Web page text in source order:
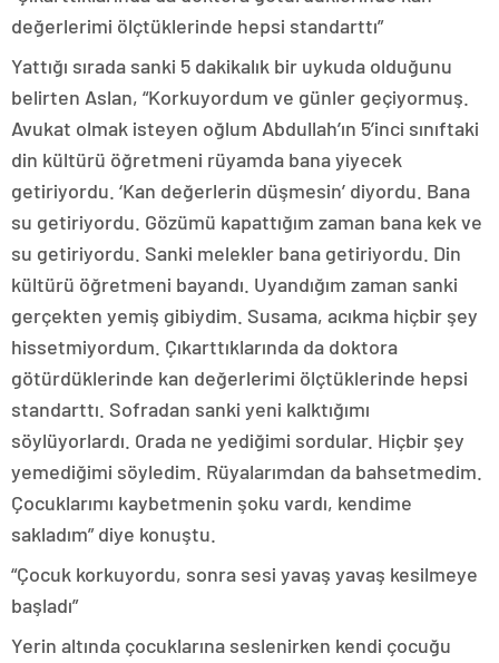
değerlerimi ölçtüklerinde hepsi standarttı”
Yattığı sırada sanki 5 dakikalık bir uykuda olduğunu
belirten Aslan, “Korkuyordum ve günler geçiyormuş.
Avukat olmak isteyen oğlum Abdullah’ın 5’inci sınıftaki
din kültürü öğretmeni rüyamda bana yiyecek
getiriyordu. ‘Kan değerlerin düşmesin’ diyordu. Bana
su getiriyordu. Gözümü kapattığım zaman bana kek ve
su getiriyordu. Sanki melekler bana getiriyordu. Din
kültürü öğretmeni bayandı. Uyandığım zaman sanki
gerçekten yemiş gibiydim. Susama, acıkma hiçbir şey
hissetmiyordum. Çıkarttıklarında da doktora
götürdüklerinde kan değerlerimi ölçtüklerinde hepsi
standarttı. Sofradan sanki yeni kalktığımı
söylüyorlardı. Orada ne yediğimi sordular. Hiçbir şey
yemediğimi söyledim. Rüyalarımdan da bahsetmedim.
Çocuklarımı kaybetmenin şoku vardı, kendime
sakladım” diye konuştu.
“Çocuk korkuyordu, sonra sesi yavaş yavaş kesilmeye
başladı”
Yerin altında çocuklarına seslenirken kendi çocuğu